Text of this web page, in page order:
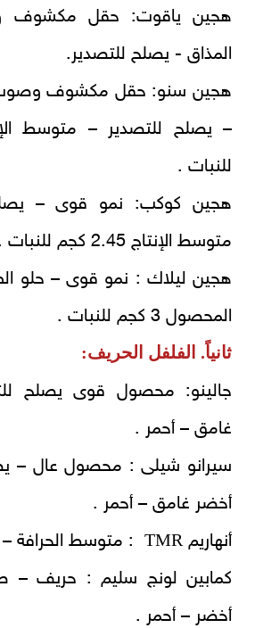
هجين ياقوت: حقل مكشوف
المذاق - يصلح للتصدير.
هجين سنو: حقل مكشوف وصوب
للنبات .
هجين كوكب: نمو قوى –
متوسط الإنتاج 2.45 كجم للنبات .
هجين ليلاك : نمو قوى – حلو
المحصول 3 كجم للنبات .
ثانياً. الفلفل الحريف:
جالينو: محصول قوى يصلح
غامق – أحمر .
سيرانو شيلى : محصول عال –
أخضر غامق – أحمر .
أنهاريمTMR : متوسط الحرافة
كمابين لونج سليم : حريف –
أخضر – أحمر .